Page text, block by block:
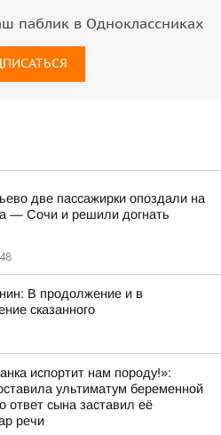
паблик в Одноклассниках
две пассажирки опоздали на
— Сочи и решили догнать
В продолжение и в
сказанного
испортит нам породу!»:
ультиматум беременной
ответ сына заставил её
речи